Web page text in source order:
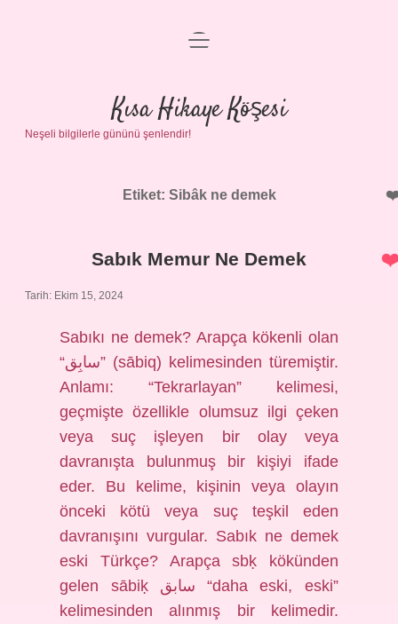
Anasayfa
Gizlilik Politikası
Yasal Uyarı
menüyü
Kısa Hikaye Köşesi
Neşeli bilgilerle gününü şenlendir!
Etiket: Sibâk ne demek
Sabık Memur Ne Demek
Tarih: Ekim 15, 2024
Sabıkı ne demek? Arapça kökenli olan
“سابِق” (sābiq) kelimesinden türemiştir.
Anlamı: “Tekrarlayan” kelimesi,
geçmişte özellikle olumsuz ilgi çeken
veya suç işleyen bir olay veya
davranışta bulunmuş bir kişiyi ifade
eder. Bu kelime, kişinin veya olayın
önceki kötü veya suç teşkil eden
davranışını vurgular. Sabık ne demek
eski Türkçe? Arapça sbḳ kökünden
gelen sābiḳ سابق “daha ​​eski, eski”
kelimesinden alınmış bir kelimedir.